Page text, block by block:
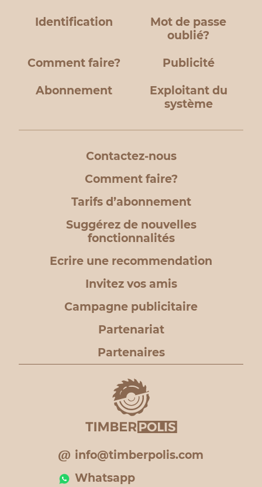
Identification
Mot de passe
oublié?
Comment faire? Publicité
Abonnement
Exploitant du
système
Contactez-nous
Comment faire?
Tarifs d’abonnement
Suggérez de nouvelles
fonctionnalités
Ecrire une recommendation
Invitez vos amis
Campagne publicitaire
Partenariat
Partenaires
info@timberpolis.com
Whatsapp